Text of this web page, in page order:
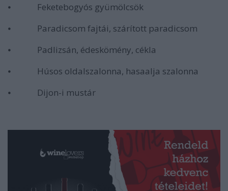
⦁ Feketebogyós gyümölcsök
⦁ Paradicsom fajtái, szárított paradicsom
⦁ Padlizsán, édeskömény, cékla
⦁ Húsos oldalszalonna, hasaalja szalonna
⦁ Dijon-i mustár